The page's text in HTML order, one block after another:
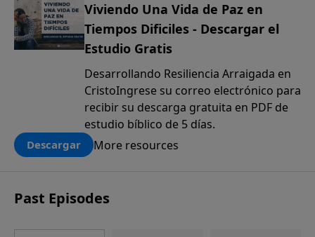
Viviendo Una Vida de Paz en
Tiempos Dificiles - Descargar el
Estudio Gratis
Desarrollando Resiliencia Arraigada en
CristoIngrese su correo electrónico para
recibir su descarga gratuita en PDF de
estudio bíblico de 5 días.
Descargar More resources
Past Episodes